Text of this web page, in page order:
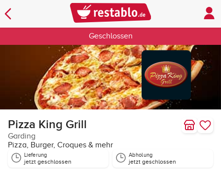
Geschlossen
Pizza King Grill
Garding
Pizza, Burger, Croques & mehr
Lieferung
jetzt geschlossen
Abholung
jetzt geschlossen